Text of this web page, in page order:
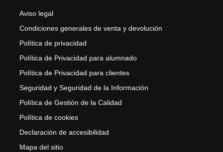
Aviso legal
Condiciones generales de venta y devolución
Política de privacidad
Política de Privacidad para alumnado
Política de Privacidad para clientes
Seguridad y Seguridad de la Información
Política de Gestión de la Calidad
Política de cookies
Declaración de accesibilidad
Mapa del sitio